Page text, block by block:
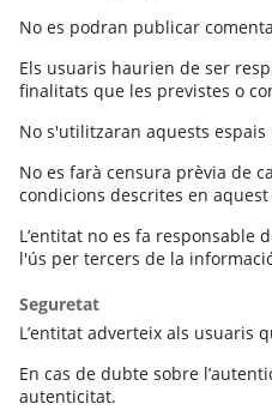
No es podran publicar
Els usuaris haurien de ser
finalitats que les previstes o
No s'utilitzaran aquests
No es farà censura prèvia de
condicions descrites en
L’entitat no es fa
l'ús per tercers de la
Seguretat
L’entitat adverteix als usuaris
En cas de dubte sobre
autenticitat.